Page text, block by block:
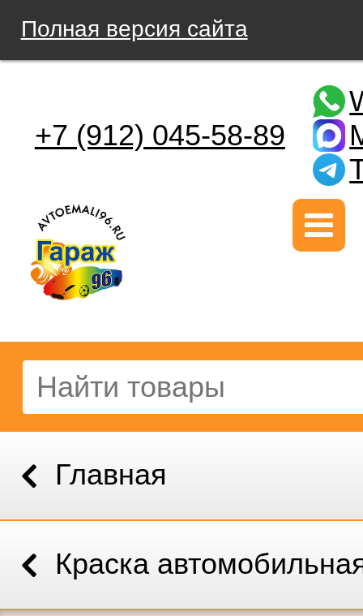
Полная версия сайта
+7 (912) 045-58-89
Главная
Краска